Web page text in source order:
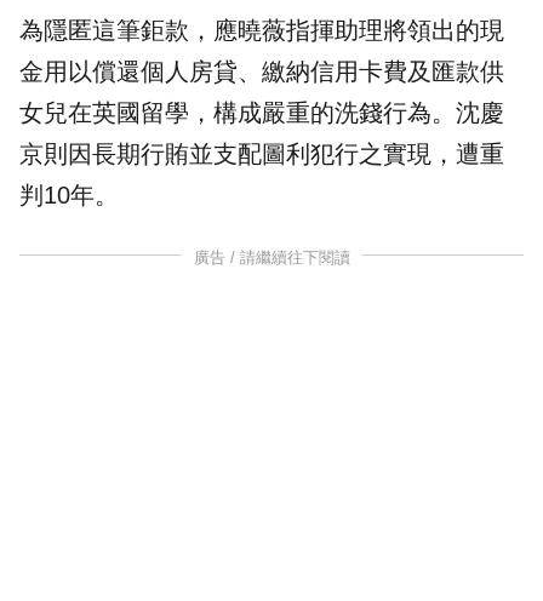
為隱匿這筆鉅款，應曉薇指揮助理將領出的現
金用以償還個人房貸、繳納信用卡費及匯款供
女兒在英國留學，構成嚴重的洗錢行為。沈慶
京則因長期行賄並支配圖利犯行之實現，遭重
判10年。
廣告 / 請繼續往下閱讀